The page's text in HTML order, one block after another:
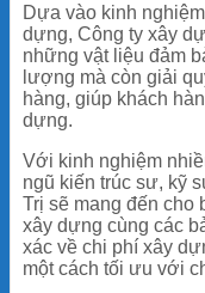
Dựa vào kinh
dựng, Công ty xây
những vật liệu đảm
lượng mà còn giải
hàng, giúp khách
dựng.
Với kinh nghiệm
ngũ kiến trúc sư, kỹ
Trị sẽ mang đến cho
xây dựng cùng các
xác về chi phí xây
một cách tối ưu với